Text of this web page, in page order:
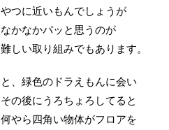
やつに近いもんでしょうが
なかなかパッと思うのが
難しい取り組みでもあります。
と、緑色のドラえもんに会い
その後にうろちょろしてると
何やら四角い物体がフロアを